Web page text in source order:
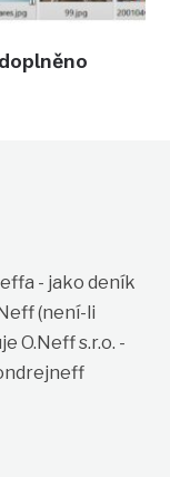
- jako deník
(není-li
O.Neff s.r.o. -